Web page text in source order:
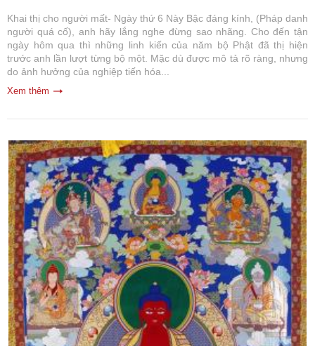
Khai thị cho người mất- Ngày thứ 6 Này Bậc đáng kính, (Pháp danh
người quá cố), anh hãy lắng nghe đừng sao nhãng. Cho đến tận
ngày hôm qua thì những linh kiến của năm bộ Phật đã thị hiện
trước anh lần lượt từng bộ một. Mặc dù được mô tả rõ ràng, nhưng
do ảnh hưởng của nghiệp tiến hóa...
Xem thêm